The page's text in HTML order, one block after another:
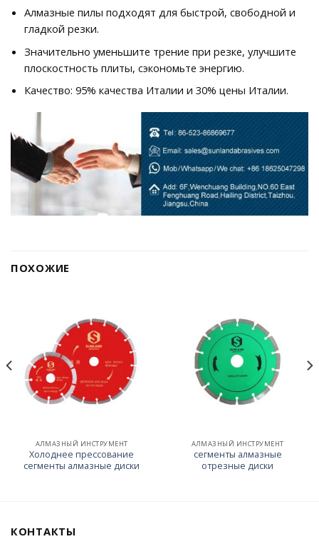
Алмазные пилы подходят для быстрой, свободной и
гладкой резки.
Значительно уменьшите трение при резке, улучшите
плоскостность плиты, сэкономьте энергию.
Качество: 95% качества Италии и 30% цены Италии.
ПОХОЖИЕ
АЛМАЗНЫЙ ИНСТРУМЕНТ
Холоднее прессование
сегменты алмазные диски
АЛМАЗНЫЙ ИНСТРУМЕНТ
сегменты алмазные
отрезные диски
КОНТАКТЫ